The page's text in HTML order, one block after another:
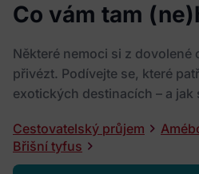
Co vám tam
Některé nemoci si z dovolené
přivézt. Podívejte se, které
exotických destinacích – a jak
Cestovatelský průjem
Břišní tyfus